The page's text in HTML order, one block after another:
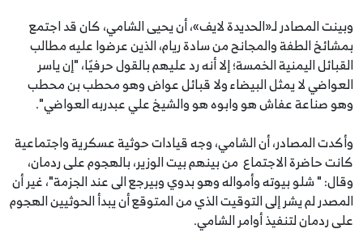
وبينت المصادر لـ«الحديدة لايف»، أن يحيى الشامي، كان قد اجتمع
بمشائخ الطفة والمجانح من سادة ريام، الذين عرضوا عليه مطالب
القبائل اليمنية الخمسة؛ إلا أنه رد عليهم بالقول حرفيًا، "إن ياسر
العواضي لا يمثل البيضاء ولا قبائل عواض وهو محطب بن محطب
وهو صناعة عفاش هو وابوه هو والشيخ علي عبدربه العواضي".
وأكدت المصادر، أن الشامي، وجه قيادات حوثية عسكرية واجتماعية
كانت حاضرة الاجتماع من بينهم بيت الوزير، بالهجوم على ردمان،
وقال: " شلو بيوته وأمواله وهو بدوي وبيرجع الى عند الجزمة"، غير أن
المصدر لم يشر إلى التوقيت الذي من المتوقع أن يبدأ الحوثيين الهجوم
على ردمان لتنفيذ أوامر الشامي.